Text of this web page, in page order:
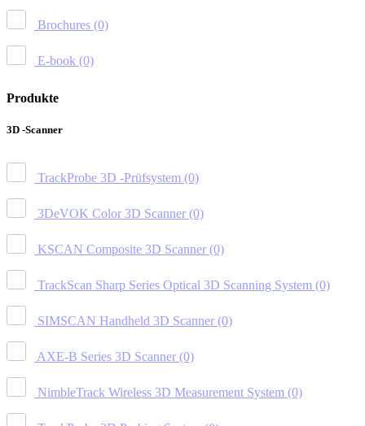
Brochures (0)
E-book (0)
Produkte
3D -Scanner
TrackProbe 3D -Prüfsystem (0)
3DeVOK Color 3D Scanner (0)
KSCAN Composite 3D Scanner (0)
TrackScan Sharp Series Optical 3D Scanning System (0)
SIMSCAN Handheld 3D Scanner (0)
AXE-B Series 3D Scanner (0)
NimbleTrack Wireless 3D Measurement System (0)